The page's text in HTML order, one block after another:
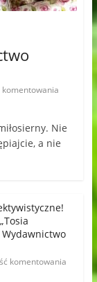
Nie
a nie
komentowania